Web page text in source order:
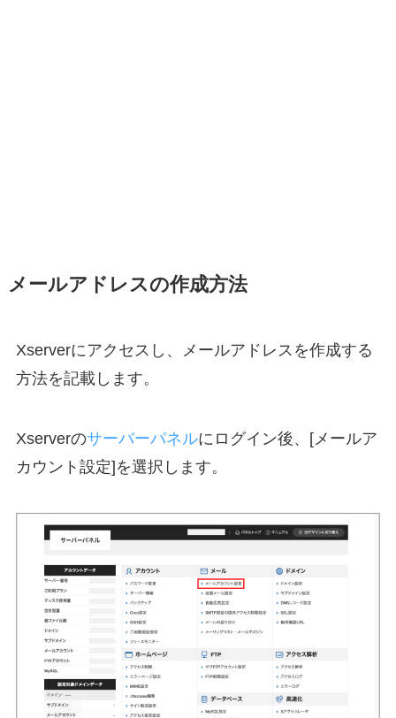
メールアドレスの作成方法
Xserverにアクセスし、メールアドレスを作成する
方法を記載します。
Xserverのサーバーパネルにログイン後、[メールア
カウント設定]を選択します。